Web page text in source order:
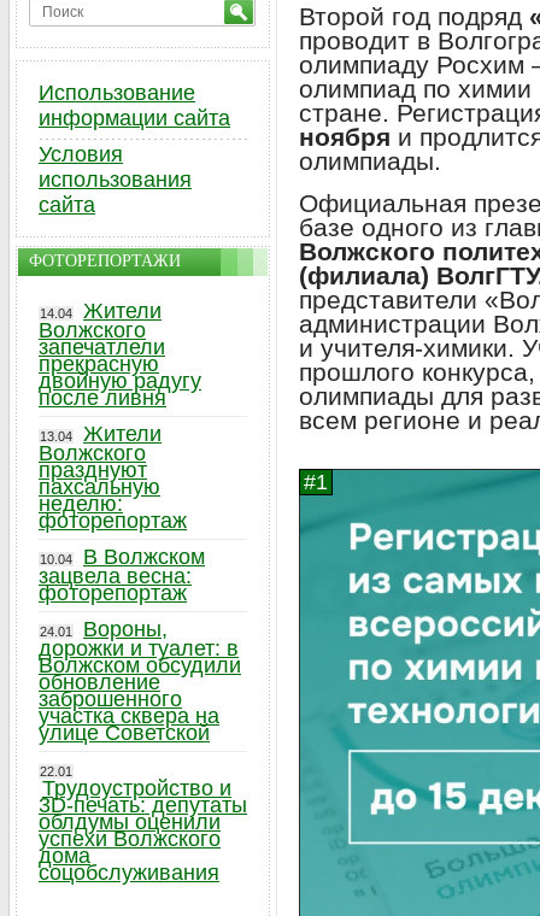
Второй год подряд
проводит в
олимпиаду Росхим
олимпиад по химии
стране.
ноября и
олимпиады.
Официальная
базе одного из
Волжского
(филиала)
представители
администрации
и учителя-химики.
прошлого
олимпиады для
всем регионе и
Использование
информации сайта
Условия
использования
сайта
ФОТОРЕПОРТАЖИ
14.04
Жители
Волжского
запечатлели
прекрасную
двойную радугу
после ливня
13.04
Жители
Волжского
празднуют
пахсальную
неделю:
фоторепортаж
10.04
В Волжском
зацвела весна:
фоторепортаж
24.01
Вороны,
дорожки и туалет: в
Волжском обсудили
обновление
заброшенного
участка сквера на
улице Советской
22.01
Трудоустройство и
3D-печать: депутаты
облдумы оценили
успехи Волжского
дома
соцобслуживания